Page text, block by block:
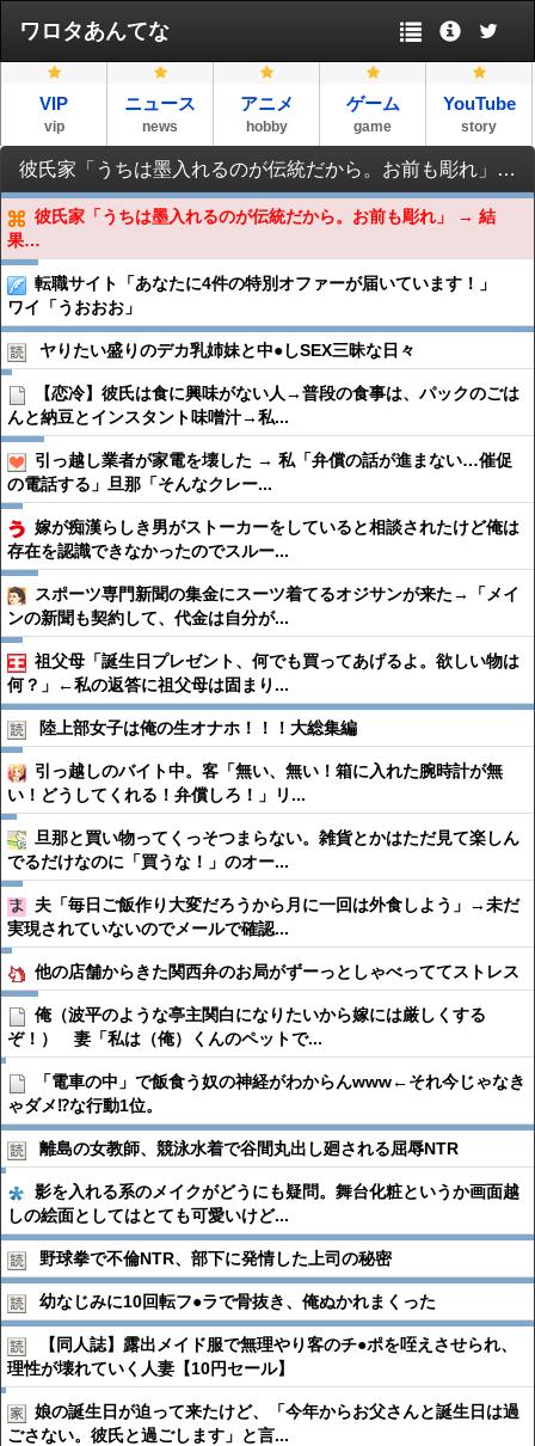
ワロタあんてな
VIP
vip
ニュース
news
アニメ
hobby
ゲーム
game
YouTube
story
彼氏家「うちは墨入れるのが伝統だから。お前も彫れ」 → 結果…
彼氏家「うちは墨入れるのが伝統だから。お前も彫れ」 → 結
果…
転職サイト「あなたに4件の特別オファーが届いています！」
ワイ「うおおお」
ヤりたい盛りのデカ乳姉妹と中●︎しSEX三昧な日々
【恋冷】彼氏は食に興味がない人→普段の食事は、パックのごは
んと納豆とインスタント味噌汁→私...
引っ越し業者が家電を壊した → 私「弁償の話が進まない…催促
の電話する」旦那「そんなクレー...
嫁が痴漢らしき男がストーカーをしていると相談されたけど俺は
存在を認識できなかったのでスルー...
スポーツ専門新聞の集金にスーツ着てるオジサンが来た→「メイ
ンの新聞も契約して、代金は自分が...
祖父母「誕生日プレゼント、何でも買ってあげるよ。欲しい物は
何？」←私の返答に祖父母は固まり...
陸上部女子は俺の生オナホ！！！大総集編
引っ越しのバイト中。客「無い、無い！箱に入れた腕時計が無
い！どうしてくれる！弁償しろ！」リ...
旦那と買い物ってくっそつまらない。雑貨とかはただ見て楽しん
でるだけなのに「買うな！」のオー...
夫「毎日ご飯作り大変だろうから月に一回は外食しよう」→未だ
実現されていないのでメールで確認...
他の店舗からきた関西弁のお局がずーっとしゃべっててストレス
俺（波平のような亭主関白になりたいから嫁には厳しくする
ぞ！） 妻「私は（俺）くんのペットで...
「電車の中」で飯食う奴の神経がわからんwww←それ今じゃなき
ゃダメ⁉な行動1位。
離島の女教師、競泳水着で谷間丸出し廻される屈辱NTR
影を入れる系のメイクがどうにも疑問。舞台化粧というか画面越
しの絵面としてはとても可愛いけど...
野球拳で不倫NTR、部下に発情した上司の秘密
幼なじみに10回転フ●︎ラで骨抜き、俺ぬかれまくった
【同人誌】露出メイド服で無理やり客のチ●︎ポを咥えさせられ、
理性が壊れていく人妻【10円セール】
娘の誕生日が迫って来たけど、「今年からお父さんと誕生日は過
ごさない。彼氏と過ごします」と言...